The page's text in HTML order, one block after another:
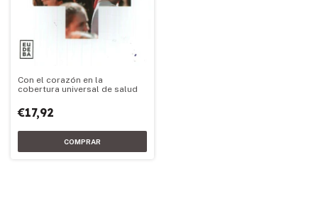
Con el corazón en la
cobertura universal de salud
€17,92